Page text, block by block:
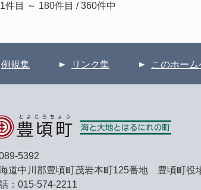
件目 ～ 180件目 / 360件中
例規集 リンク集 このホー
5392
道中川郡豊頃町茂岩本町125番地 豊頃町役
：015-574-2211